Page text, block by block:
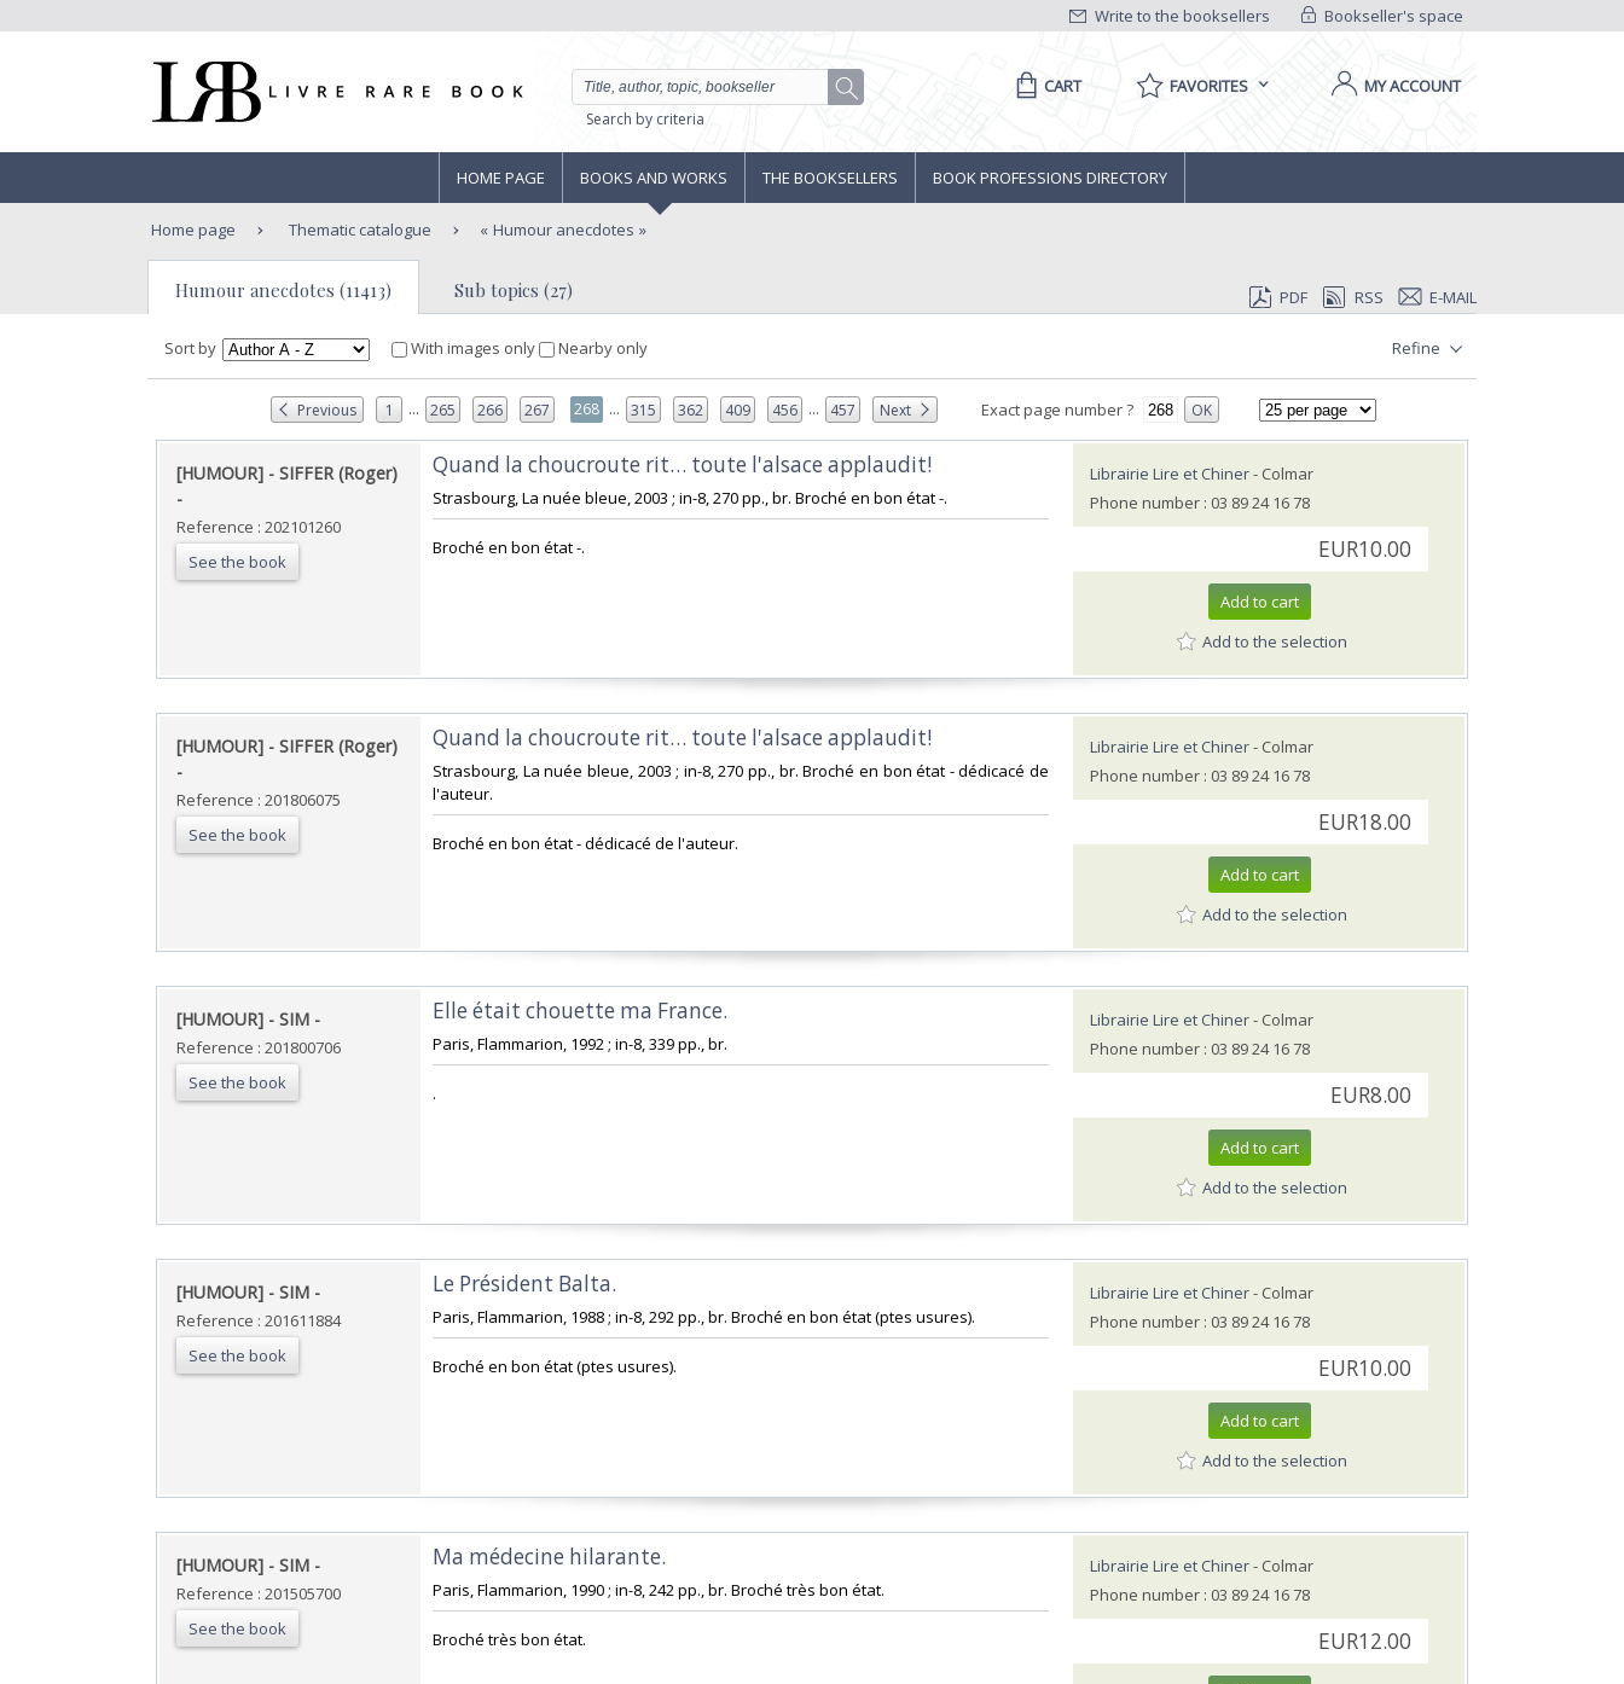
Bookseller's space
Write to the booksellers
Search by criteria
CART FAVORITES MY ACCOUNT
HOME PAGE BOOKS AND WORKS THE BOOKSELLERS BOOK PROFESSIONS DIRECTORY
Home page Thematic catalogue Humour anecdotes
Humour anecdotes (11413) Sub topics (27) PDF RSS E-MAIL
Sort by With images only Nearby only Refine
Previous 1 ... 265 266 267 268 ... 315 362 409 456 ... 457 Next Exact page number ? OK
‎[HUMOUR] - SIFFER (Roger)
- ‎
Reference : 202101260
See the book
‎Quand la choucroute rit… toute l'alsace applaudit! ‎
‎Strasbourg, La nuée bleue, 2003 ; in-8, 270 pp., br. Broché en bon état -.‎
‎Broché en bon état -.‎
Librairie Lire et Chiner- Colmar
Phone number : 03 89 24 16 78
EUR10.00
Add to cart
Add to the selection
‎[HUMOUR] - SIFFER (Roger)
- ‎
Reference : 201806075
See the book
‎Quand la choucroute rit… toute l'alsace applaudit! ‎
‎Strasbourg, La nuée bleue, 2003 ; in-8, 270 pp., br. Broché en bon état - dédicacé de
l'auteur.‎
‎Broché en bon état - dédicacé de l'auteur.‎
Librairie Lire et Chiner- Colmar
Phone number : 03 89 24 16 78
EUR18.00
Add to cart
Add to the selection
‎[HUMOUR] - SIM - ‎
Reference : 201800706
See the book
‎Elle était chouette ma France. ‎
‎Paris, Flammarion, 1992 ; in-8, 339 pp., br.‎
‎.‎
Librairie Lire et Chiner- Colmar
Phone number : 03 89 24 16 78
EUR8.00
Add to cart
Add to the selection
‎[HUMOUR] - SIM - ‎
Reference : 201611884
See the book
‎Le Président Balta. ‎
‎Paris, Flammarion, 1988 ; in-8, 292 pp., br. Broché en bon état (ptes usures).‎
‎Broché en bon état (ptes usures).‎
Librairie Lire et Chiner- Colmar
Phone number : 03 89 24 16 78
EUR10.00
Add to cart
Add to the selection
‎[HUMOUR] - SIM - ‎
Reference : 201505700
See the book
‎Ma médecine hilarante. ‎
‎Paris, Flammarion, 1990 ; in-8, 242 pp., br. Broché très bon état.‎
‎Broché très bon état.‎
Librairie Lire et Chiner- Colmar
Phone number : 03 89 24 16 78
EUR12.00